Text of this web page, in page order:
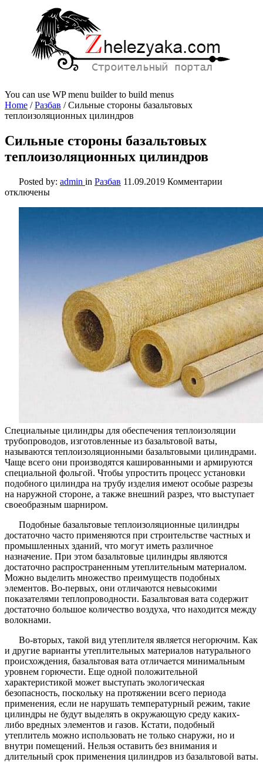
You can use WP menu builder to build menus
Home /Разбав /Сильные стороны базальтовых
теплоизоляционных цилиндров
Сильные стороны базальтовых
теплоизоляционных цилиндров
Posted by: admin in Разбав 11.09.2019 Комментарии
отключены
Специальные цилиндры для обеспечения теплоизоляции
трубопроводов, изготовленные из базальтовой ваты,
называются теплоизоляционными базальтовыми цилиндрами.
Чаще всего они производятся кашированными и армируются
специальной фольгой. Чтобы упростить процесс установки
подобного цилиндра на трубу изделия имеют особые разрезы
на наружной стороне, а также внешний разрез, что выступает
своеобразным шарниром.
Подобные базальтовые теплоизоляционные цилиндры
достаточно часто применяются при строительстве частных и
промышленных зданий, что могут иметь различное
назначение. При этом базальтовые цилиндры являются
достаточно распространенным утеплительным материалом.
Можно выделить множество преимуществ подобных
элементов. Во-первых, они отличаются невысокими
показателями теплопроводности. Базальтовая вата содержит
достаточно большое количество воздуха, что находится между
волокнами.
Во-вторых, такой вид утеплителя является негорючим. Как
и другие варианты утеплительных материалов натурального
происхождения, базальтовая вата отличается минимальным
уровнем горючести. Еще одной положительной
характеристикой может выступать экологическая
безопасность, поскольку на протяжении всего периода
применения, если не нарушать температурный режим, такие
цилиндры не будут выделять в окружающую среду каких-
либо вредных элементов и газов. Кстати, подобный
утеплитель можно использовать не только снаружи, но и
внутри помещений. Нельзя оставить без внимания и
длительный срок применения цилиндров из базальтовой ваты.